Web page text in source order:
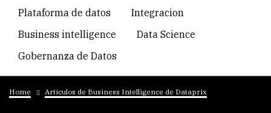
Navegacion
temática
principal
Plataforma de datos
Integracion
Business intelligence
Data Science
Gobernanza de Datos
Breadcrumb
Home Artículos de Business Intelligence de Dataprix